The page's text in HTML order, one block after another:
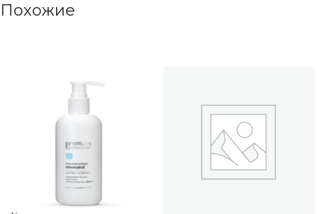
Похожие